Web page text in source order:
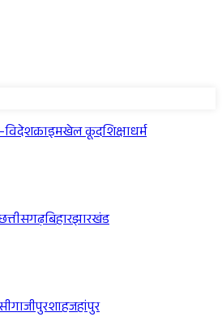
क्राइमखेल कूदशिक्षाधर्म
बिहारझारखंड
गाजीपुरशाहजहांपुर